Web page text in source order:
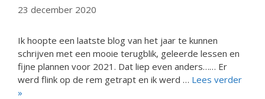
23 december 2020
Ik hoopte een laatste blog van het jaar te kunnen
schrijven met een mooie terugblik, geleerde lessen en
fijne plannen voor 2021. Dat liep even anders…… Er
werd flink op de rem getrapt en ik werd … Lees verder
»